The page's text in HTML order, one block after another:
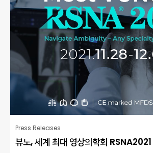
Press Releases
뷰노, 세계 최대 영상의학회